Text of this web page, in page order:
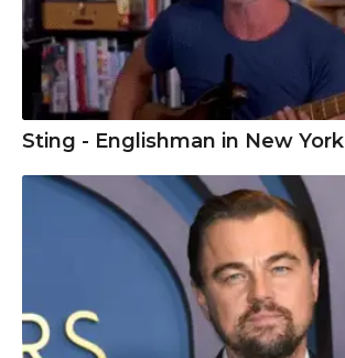
Sting - Englishman in New York